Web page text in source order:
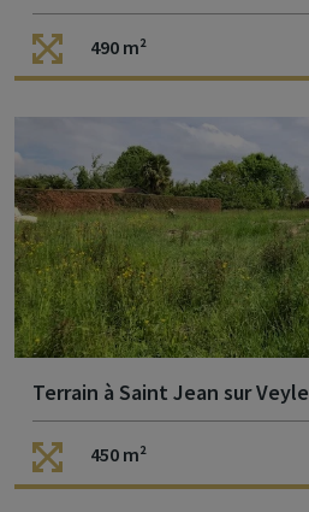
490 m²
Terrain à Saint Jean sur Veyle
450 m²